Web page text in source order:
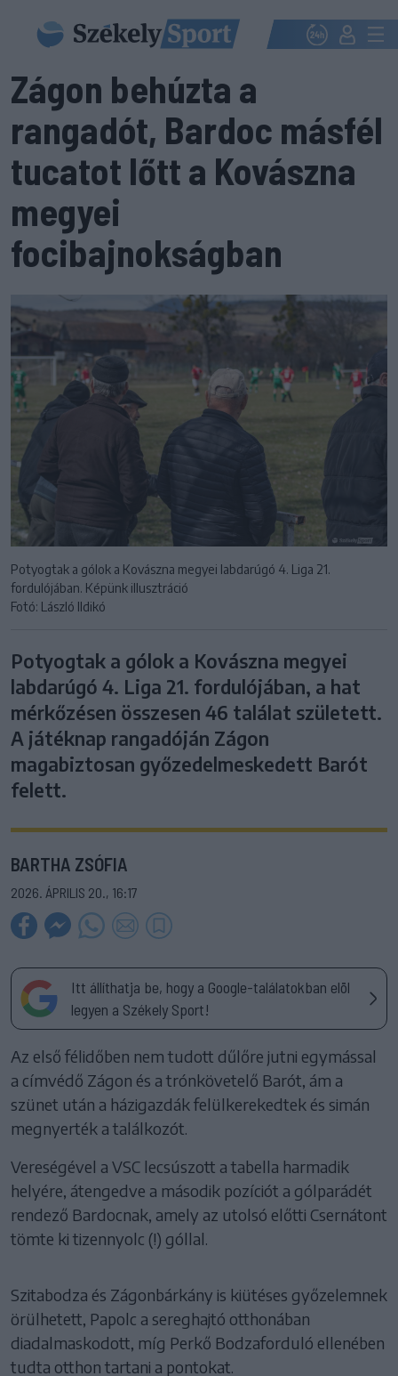
Zágon behúzta a
rangadót, Bardoc másfél
tucatot lőtt a Kovászna
megyei
focibajnokságban
Potyogtak a gólok a Kovászna megyei labdarúgó 4. Liga 21.
fordulójában. Képünk illusztráció
Fotó: László Ildikó
Potyogtak a gólok a Kovászna megyei
labdarúgó 4. Liga 21. fordulójában, a hat
mérkőzésen összesen 46 találat született.
A játéknap rangadóján Zágon
magabiztosan győzedelmeskedett Barót
felett.
BARTHA ZSÓFIA
2026. ÁPRILIS 20., 16:17
Itt állíthatja be, hogy a Google-találatokban elöl
legyen a Székely Sport!
Az első félidőben nem tudott dűlőre jutni egymással
a címvédő Zágon és a trónkövetelő Barót, ám a
szünet után a házigazdák felülkerekedtek és simán
megnyerték a találkozót.
Vereségével a VSC lecsúszott a tabella harmadik
helyére, átengedve a második pozíciót a gólparádét
rendező Bardocnak, amely az utolsó előtti Csernátont
tömte ki tizennyolc (!) góllal.
Szitabodza és Zágonbárkány is kiütéses győzelemnek
örülhetett, Papolc a sereghajtó otthonában
diadalmaskodott, míg Perkő Bodzaforduló ellenében
tudta otthon tartani a pontokat.